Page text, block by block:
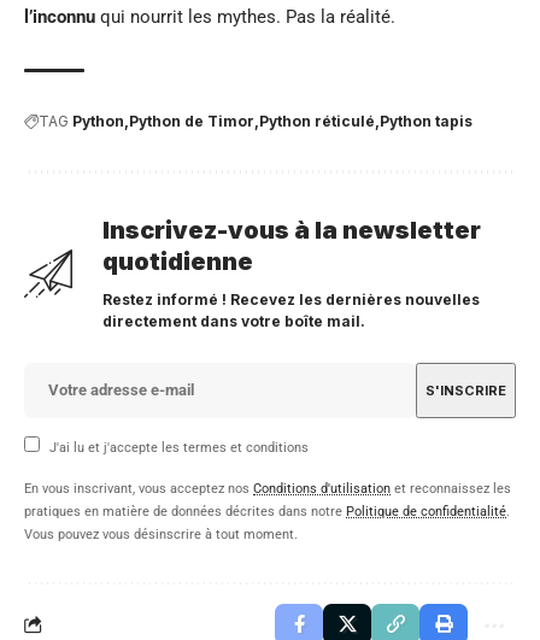
l’inconnu qui nourrit les mythes. Pas la réalité.
TAG Python Python de Timor Python réticulé Python tapis
Inscrivez-vous à la newsletter
quotidienne
Restez informé ! Recevez les dernières nouvelles
directement dans votre boîte mail.
J'ai lu et j'accepte les termes et conditions
En vous inscrivant, vous acceptez nos Conditions d'utilisation et reconnaissez les
pratiques en matière de données décrites dans notre Politique de confidentialité.
Vous pouvez vous désinscrire à tout moment.